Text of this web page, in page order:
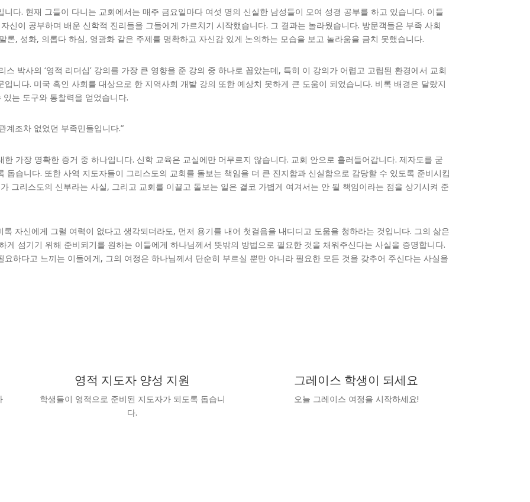
다. 현재 그들이 다니는 교회에서는 매주 금요일마다 여섯 명의 신실한 남성들이 모여 성경 공부를 하고 있습니다. 이들
신이 공부하며 배운 신학적 진리들을 그들에게 가르치기 시작했습니다. 그 결과는 놀라웠습니다. 방문객들은 부족 사회
론, 성화, 의롭다 하심, 영광화 같은 주제를 명확하고 자신감 있게 논의하는 모습을 보고 놀라움을 금치 못했습니다.
박사의 ‘영적 리더십’ 강의를 가장 큰 영향을 준 강의 중 하나로 꼽았는데, 특히 이 강의가 어렵고 고립된 환경에서 교회
니다. 미국 흑인 사회를 대상으로 한 지역사회 개발 강의 또한 예상치 못하게 큰 도움이 되었습니다. 비록 배경은 달랐지
는 도구와 통찰력을 얻었습니다.
계조차 없었던 부족민들입니다.”
가장 명확한 증거 중 하나입니다. 신학 교육은 교실에만 머무르지 않습니다. 교회 안으로 흘러들어갑니다. 제자도를 굳
돕습니다. 또한 사역 지도자들이 그리스도의 교회를 돌보는 책임을 더 큰 진지함과 신실함으로 감당할 수 있도록 준비시킵
그리스도의 신부라는 사실, 그리고 교회를 이끌고 돌보는 일은 결코 가볍게 여겨서는 안 될 책임이라는 점을 상기시켜 준
자신에게 그럴 여력이 없다고 생각되더라도, 먼저 용기를 내어 첫걸음을 내디디고 도움을 청하라는 것입니다. 그의 삶은
게 섬기기 위해 준비되기를 원하는 이들에게 하나님께서 뜻밖의 방법으로 필요한 것을 채워주신다는 사실을 증명합니다.
하다고 느끼는 이들에게, 그의 여정은 하나님께서 단순히 부르실 뿐만 아니라 필요한 모든 것을 갖추어 주신다는 사실을
영적 지도자 양성 지원
학생들이 영적으로 준비된 지도자가 되도록 돕습니
다.
그레이스 학생이 되세요
오늘 그레이스 여정을 시작하세요!